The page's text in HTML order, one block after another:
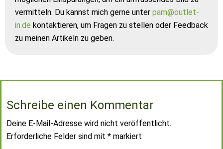
vermitteln. Du kannst mich gerne unter pam@outlet-
in.de kontaktieren, um Fragen zu stellen oder Feedback
zu meinen Artikeln zu geben.
Schreibe einen Kommentar
Deine E-Mail-Adresse wird nicht veröffentlicht.
Erforderliche Felder sind mit * markiert